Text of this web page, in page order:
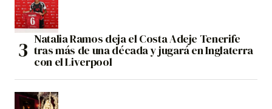
Natalia Ramos deja el Costa Adeje Tenerife
tras más de una década y jugará en Inglaterra
con el Liverpool